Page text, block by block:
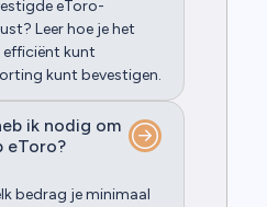
eToro-
Leer hoe je het
efficiënt kunt
kunt bevestigen.
ik nodig om
eToro?
bedrag je minimaal